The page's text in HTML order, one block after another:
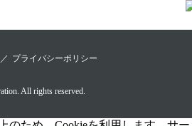
プライバシーポリシー
All rights reserved.